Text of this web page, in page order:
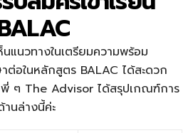
แนวทางในเตรียมความพร้อม
ต่อในหลักสูตร BALAC ได้สะดวก
พี่ ๆ The Advisor ได้สรุปเกณฑ์การ
านล่างนี้ค่ะ